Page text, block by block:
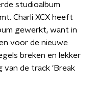
studioalbum
Charli XCX heeft
gewerkt, want in
voor de nieuwe
breken en lekker
van de track 'Break